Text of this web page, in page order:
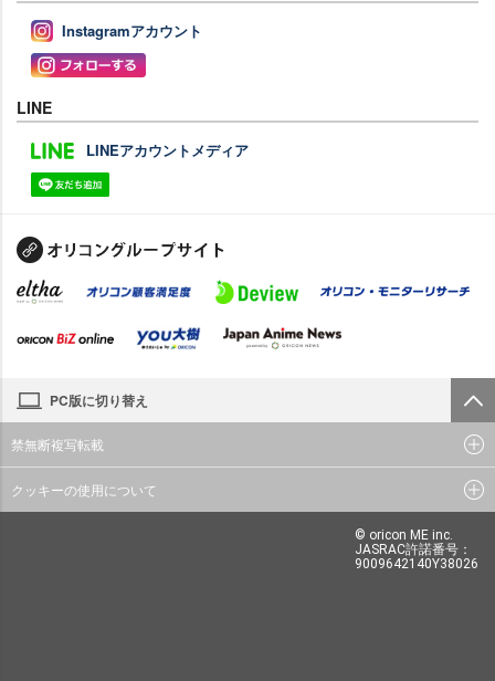
Instagramアカウント
LINE
LINEアカウントメディア
PC版に切り替え
禁無断複写転載
クッキーの使用について
© oricon ME inc.
JASRAC許諾番号：
9009642140Y38026